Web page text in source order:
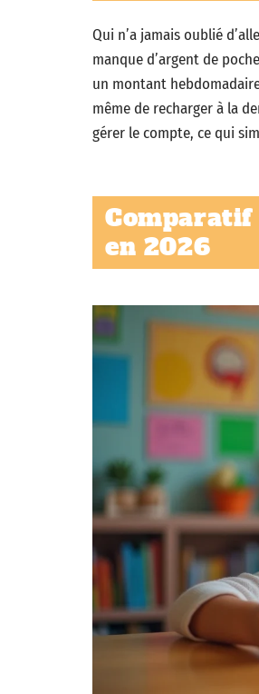
Qui n’a jamais oublié
manque d’argent de
un montant
même de recharger à la
gérer le compte, ce qui
Comparatif
en 2026